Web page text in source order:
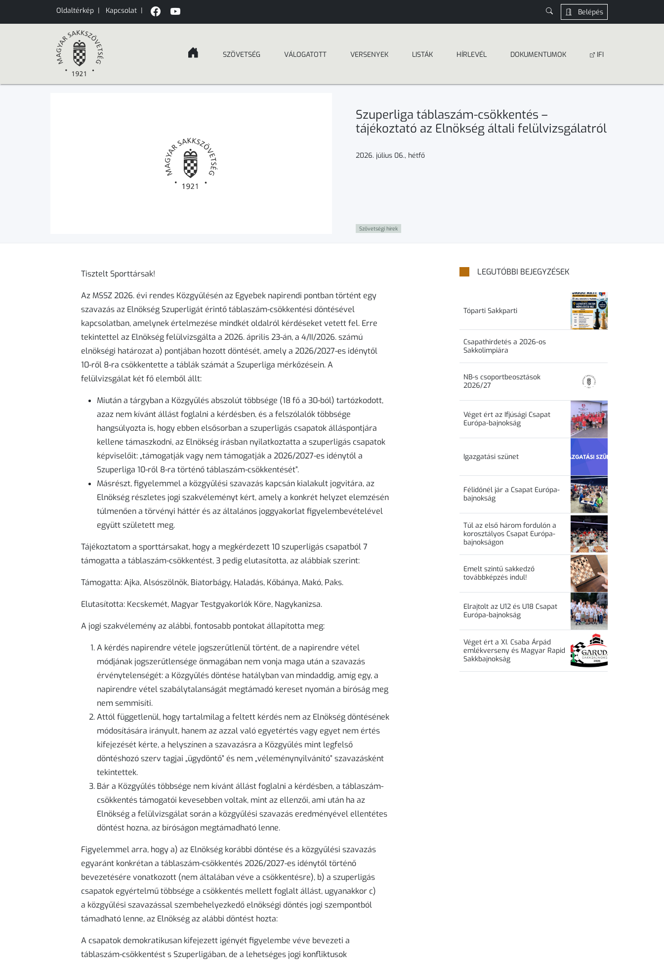
Oldaltérkép | Kapcsolat | Belépés
SZÖVETSÉG VÁLOGATOTT VERSENYEK LISTÁK HÍRLEVÉL DOKUMEN­­TUMOK IFI
Szuperliga táblaszám-csökkentés –
tájékoztató az Elnökség általi felülvizsgálatról
2026. július 06., hétfő
Szövetségi hírek
Tisztelt Sporttársak!
Az MSSZ 2026. évi rendes Közgyűlésén az Egyebek napirendi pontban történt egy
szavazás az Elnökség Szuperligát érintő táblaszám-csökkentési döntésével
kapcsolatban, amelynek értelmezése mindkét oldalról kérdéseket vetett fel. Erre
tekintettel az Elnökség felülvizsgálta a 2026. április 23-án, a 4/II/2026. számú
elnökségi határozat a) pontjában hozott döntését, amely a 2026/2027-es idénytől
10-ről 8-ra csökkentette a táblák számát a Szuperliga mérkőzésein. A
felülvizsgálat két fő elemből állt:
Miután a tárgyban a Közgyűlés abszolút többsége (18 fő a 30-ból) tartózkodott,
azaz nem kívánt állást foglalni a kérdésben, és a felszólalók többsége
hangsúlyozta is, hogy ebben elsősorban a szuperligás csapatok álláspontjára
kellene támaszkodni, az Elnökség írásban nyilatkoztatta a szuperligás csapatok
képviselőit: „támogatják vagy nem támogatják a 2026/2027-es idénytől a
Szuperliga 10-ről 8-ra történő táblaszám-csökkentését”.
Másrészt, figyelemmel a közgyűlési szavazás kapcsán kialakult jogvitára, az
Elnökség részletes jogi szakvéleményt kért, amely a konkrét helyzet elemzésén
túlmenően a törvényi háttér és az általános joggyakorlat figyelembevételével
együtt született meg.
Tájékoztatom a sporttársakat, hogy a megkérdezett 10 szuperligás csapatból 7
támogatta a táblaszám-csökkentést, 3 pedig elutasította, az alábbiak szerint:
Támogatta: Ajka, Alsószölnök, Biatorbágy, Haladás, Kőbánya, Makó, Paks.
Elutasította: Kecskemét, Magyar Testgyakorlók Köre, Nagykanizsa.
A jogi szakvélemény az alábbi, fontosabb pontokat állapította meg:
A kérdés napirendre vétele jogszerűtlenül történt, de a napirendre vétel
módjának jogszerűtlensége önmagában nem vonja maga után a szavazás
érvénytelenségét: a Közgyűlés döntése hatályban van mindaddig, amíg egy, a
napirendre vétel szabálytalanságát megtámadó kereset nyomán a bíróság meg
nem semmisíti.
Attól függetlenül, hogy tartalmilag a feltett kérdés nem az Elnökség döntésének
módosítására irányult, hanem az azzal való egyetértés vagy egyet nem értés
kifejezését kérte, a helyszínen a szavazásra a Közgyűlés mint legfelső
döntéshozó szerv tagjai „ügydöntő” és nem „véleménynyilvánító” szavazásként
tekintettek.
Bár a Közgyűlés többsége nem kívánt állást foglalni a kérdésben, a táblaszám-
csökkentés támogatói kevesebben voltak, mint az ellenzői, ami után ha az
Elnökség a felülvizsgálat során a közgyűlési szavazás eredményével ellentétes
döntést hozna, az bíróságon megtámadható lenne.
Figyelemmel arra, hogy a) az Elnökség korábbi döntése és a közgyűlési szavazás
egyaránt konkrétan a táblaszám-csökkentés 2026/2027-es idénytől történő
bevezetésére vonatkozott (nem általában véve a csökkentésre), b) a szuperligás
csapatok egyértelmű többsége a csökkentés mellett foglalt állást, ugyanakkor c)
a közgyűlési szavazással szembehelyezkedő elnökségi döntés jogi szempontból
támadható lenne, az Elnökség az alábbi döntést hozta:
A csapatok demokratikusan kifejezett igényét figyelembe véve bevezeti a
táblaszám-csökkentést s Szuperligában, de a lehetséges jogi konfliktusok
LEGUTÓBBI BEJEGYZÉSEK
Tóparti Sakkparti
Csapathirdetés a 2026-os
Sakkolimpiára
NB-s csoportbeosztások
2026/27
Véget ért az Ifjúsági Csapat
Európa-bajnokság
Igazgatási szünet
Félidőnél jár a Csapat Európa-
bajnokság
Túl az első három fordulón a
korosztályos Csapat Európa-
bajnokságon
Emelt szintű sakkedző
továbbképzés indul!
Elrajtolt az U12 és U18 Csapat
Európa-bajnokság
Véget ért a XI. Csaba Árpád
emlékverseny és Magyar Rapid
Sakkbajnokság